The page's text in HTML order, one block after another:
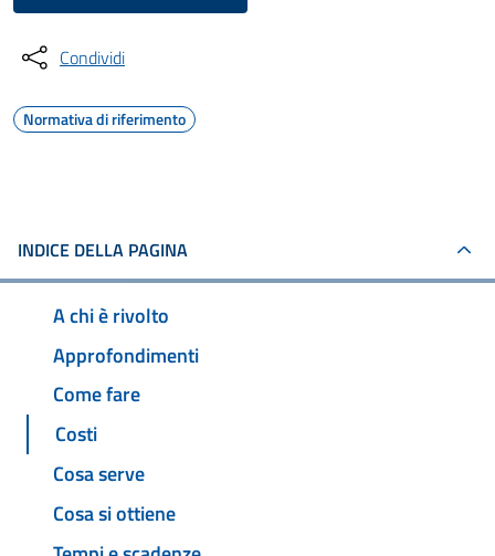
Condividi
Normativa di riferimento
INDICE DELLA PAGINA
A chi è rivolto
Approfondimenti
Come fare
Costi
Cosa serve
Cosa si ottiene